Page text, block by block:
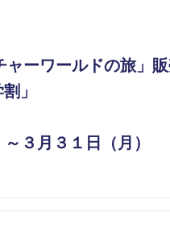
ャーワールドの旅」
」
３月３１日（月）